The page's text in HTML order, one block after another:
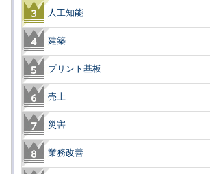
人工知能
建築
プリント基板
売上
災害
業務改善